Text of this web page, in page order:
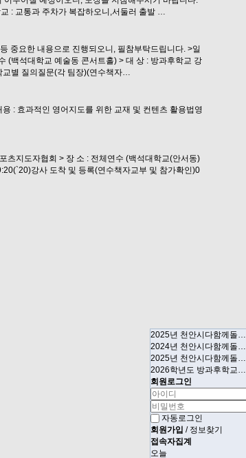
: 교통과 주차가 복잡하오니,서둘러 출발 …
중요한 내용으로 진행되오니, 필참부탁드립니다. >일
(백석대학교 예술동 콘서트홀) > 대 상 : 방과후학교 강
교별 질의질문(각 팀장)(연수책자…
: 효과적인 영어지도를 위한 교재 및 컨텐츠 활용법영
츠지도자협회 > 장 소 : 전체연수 (백석대학교(안서동)
강사 도착 및 등록(연수책자교부 및 참가확인)0
2025년 천안시다함께돌…
2024년 천안시다함께돌…
2025년 천안시다함께돌…
2026학년도 방과후학교…
회원로그인
자동로그인
회원가입 / 정보찾기
접속자집계
오늘